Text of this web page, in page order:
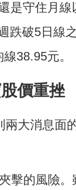
是守住月
跌破5日線
38.95元。
價重挫
大消息面
擊的風險